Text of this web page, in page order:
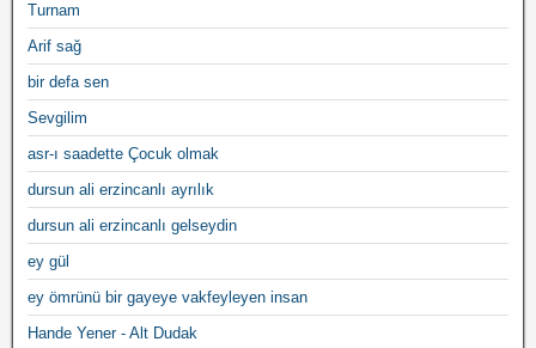
Turnam
Arif sağ
bir defa sen
Sevgilim
asr-ı saadette Çocuk olmak
dursun ali erzincanlı ayrılık
dursun ali erzincanlı gelseydin
ey gül
ey ömrünü bir gayeye vakfeyleyen insan
Hande Yener - Alt Dudak